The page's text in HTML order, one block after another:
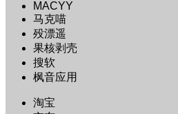
MACYY
马克喵
殁漂遥
果核剥壳
搜软
枫音应用
淘宝